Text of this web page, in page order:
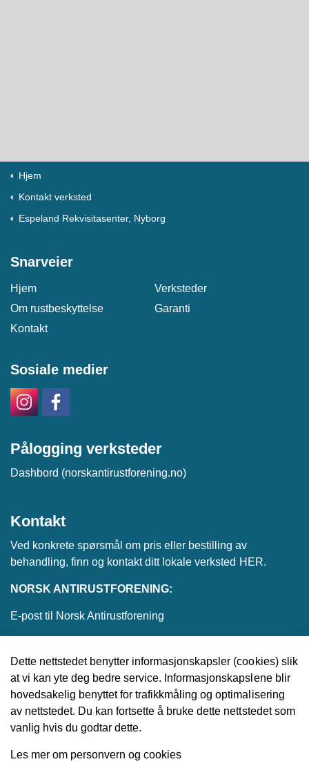
Hjem
Kontakt verksted
Espeland Rekvisitasenter, Nyborg
Snarveier
Hjem
Verksteder
Om rustbeskyttelse
Garanti
Kontakt
Sosiale medier
Pålogging verksteder
Dashbord (norskantirustforening.no)
Kontakt
Ved konkrete spørsmål om pris eller bestilling av
behandling, finn og kontakt ditt lokale verksted HER.
NORSK ANTIRUSTFORENING:
E-post til Norsk Antirustforening
© 2026 Norsk Antirustforening
Utviklet avUpday
Dette nettstedet benytter informasjonskapsler (cookies) slik
at vi kan yte deg bedre service. Informasjonskapslene blir
hovedsakelig benyttet for trafikkmåling og optimalisering
av nettstedet. Du kan fortsette å bruke dette nettstedet som
vanlig hvis du godtar dette.
Les mer om personvern og cookies